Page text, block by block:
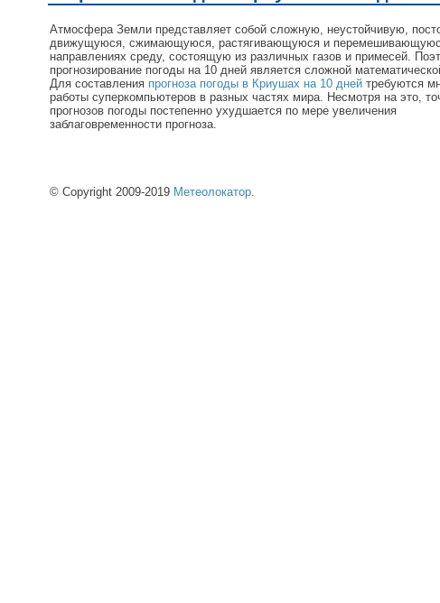
Атмосфера Земли представляет собой сложную, неустойчивую,
движущуюся, сжимающуюся, растягивающуюся и
направлениях среду, состоящую из различных газов и примесей.
прогнозирование погоды на 10 дней является сложной
Для составления прогноза погоды в Криушах на 10 дней требуются
работы суперкомпьютеров в разных частях мира. Несмотря на это,
прогнозов погоды постепенно ухудшается по мере увеличения
заблаговременности прогноза.
© Copyright 2009-2019 Метеолокатор